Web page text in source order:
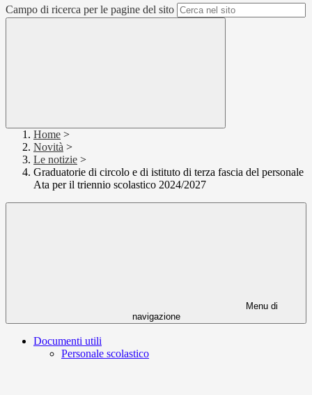
Campo di ricerca per le pagine del sito
Home >
Novità >
Le notizie >
Graduatorie di circolo e di istituto di terza fascia del personale
Ata per il triennio scolastico 2024/2027
Menu di
navigazione
Documenti utili
Personale scolastico